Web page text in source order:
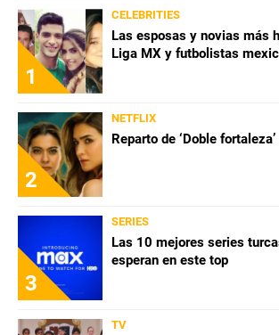
1
CELEBRITIES
Las esposas y novias más
Liga MX y futbolistas
2
NETFLIX
Reparto de ‘Doble
3
SERIES
Las 10 mejores series
esperan en este top
TV